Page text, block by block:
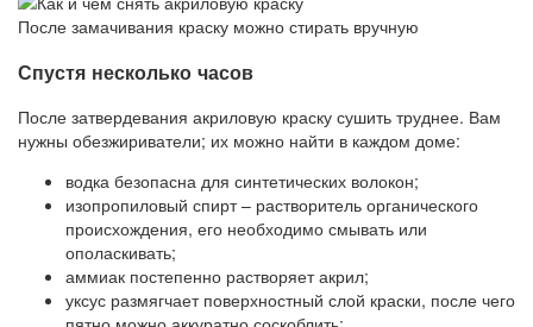
После замачивания краску можно стирать вручную
Спустя несколько часов
После затвердевания акриловую краску сушить труднее. Вам
нужны обезжириватели; их можно найти в каждом доме:
водка безопасна для синтетических волокон;
изопропиловый спирт – растворитель органического
происхождения, его необходимо смывать или
ополаскивать;
аммиак постепенно растворяет акрил;
уксус размягчает поверхностный слой краски, после чего